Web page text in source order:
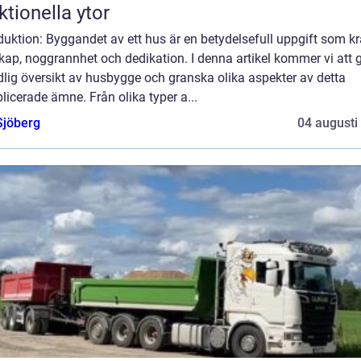
ytor
Byggandet av ett hus är en betydelsefull uppgift som
noggrannhet och dedikation. I denna artikel kommer vi att
översikt av husbygge och granska olika aspekter av detta
ämne. Från olika typer a...
04 augusti